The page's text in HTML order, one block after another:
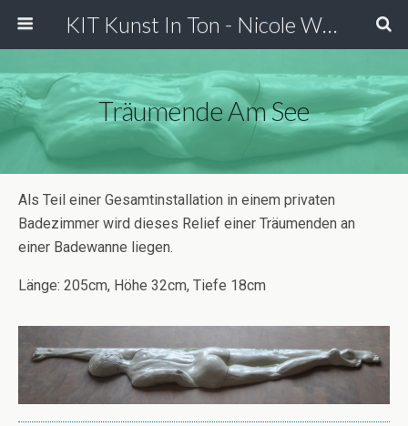
KIT Kunst In Ton - Nicole Wessels
Träumende Am See
Als Teil einer Gesamtinstallation in einem privaten
Badezimmer wird dieses Relief einer Träumenden an
einer Badewanne liegen.
Länge: 205cm, Höhe 32cm, Tiefe 18cm